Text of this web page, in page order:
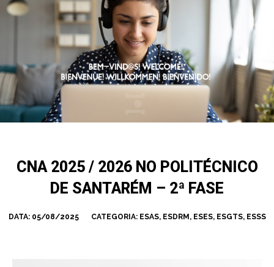
CNA 2025 / 2026 NO POLITÉCNICO
DE SANTARÉM – 2ª FASE
DATA: 05/08/2025 CATEGORIA: ESAS, ESDRM , ESES, ESGTS, ESSS